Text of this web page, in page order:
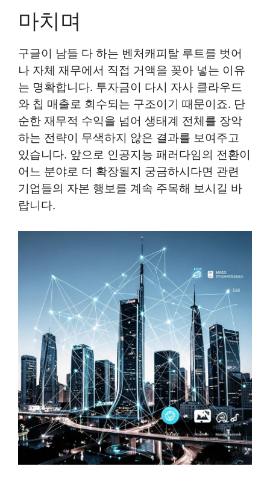
마치며
구글이 남들 다 하는 벤처캐피탈 루트를 벗어
나 자체 재무에서 직접 거액을 꽂아 넣는 이유
는 명확합니다. 투자금이 다시 자사 클라우드
와 칩 매출로 회수되는 구조이기 때문이죠. 단
순한 재무적 수익을 넘어 생태계 전체를 장악
하는 전략이 무색하지 않은 결과를 보여주고
있습니다. 앞으로 인공지능 패러다임의 전환이
어느 분야로 더 확장될지 궁금하시다면 관련
기업들의 자본 행보를 계속 주목해 보시길 바
랍니다.